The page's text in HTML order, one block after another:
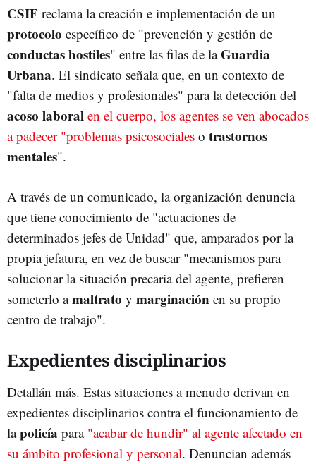
CSIF reclama la creación e implementación de un
protocolo específico de "prevención y gestión de
conductas hostiles" entre las filas de laGuardia
Urbana. El sindicato señala que, en un contexto de
"falta de medios y profesionales" para la detección del
acoso laboral en el cuerpo, los agentes se ven abocados
a padecer "problemas psicosociales o trastornos
mentales".
A través de un comunicado, la organización denuncia
que tiene conocimiento de "actuaciones de
determinados jefes de Unidad" que, amparados por la
propia jefatura, en vez de buscar "mecanismos para
solucionar la situación precaria del agente, prefieren
someterlo amaltrato y marginación en su propio
centro de trabajo".
Expedientes disciplinarios
Detallán más. Estas situaciones a menudo derivan en
expedientes disciplinarios contra el funcionamiento de
lapolicía para "acabar de hundir" al agente afectado en
su ámbito profesional y personal. Denuncian además